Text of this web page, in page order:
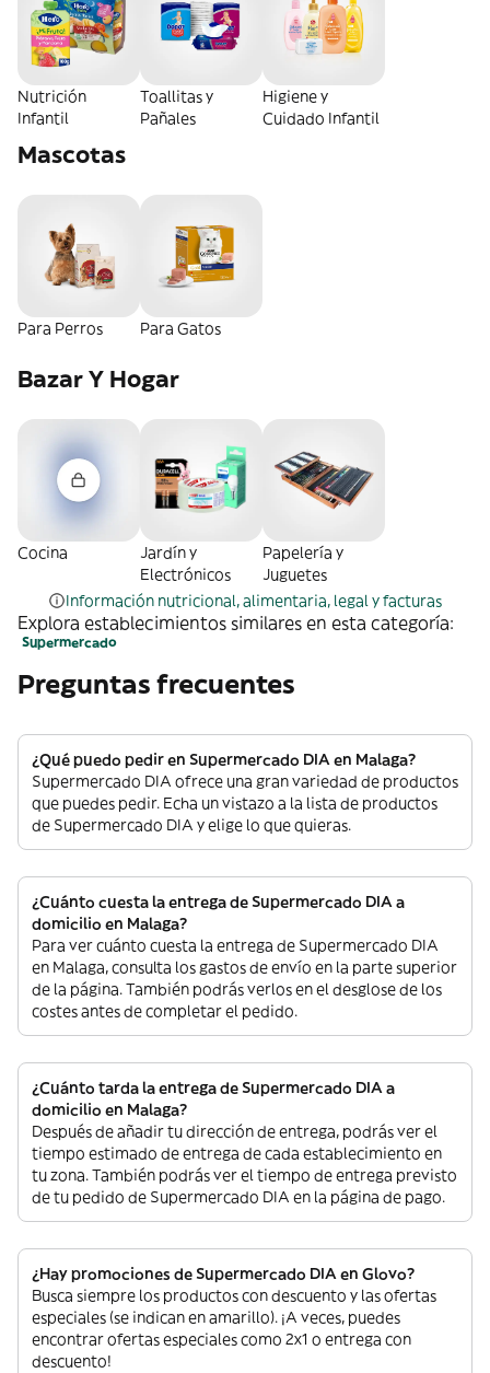
Nutrición
Infantil
Toallitas y
Pañales
Higiene y
Cuidado Infantil
Mascotas
Para Perros Para Gatos
Bazar Y Hogar
Cocina
Jardín y
Electrónicos
Papelería y
Juguetes
Información nutricional, alimentaria, legal y facturas
Explora establecimientos similares en esta categoría:
Supermercado
Preguntas frecuentes
¿Qué puedo pedir en Supermercado DIA en Malaga?
Supermercado DIA ofrece una gran variedad de productos
que puedes pedir. Echa un vistazo a la lista de productos
de Supermercado DIA y elige lo que quieras.
¿Cuánto cuesta la entrega de Supermercado DIA a
domicilio en Malaga?
Para ver cuánto cuesta la entrega de Supermercado DIA
en Malaga, consulta los gastos de envío en la parte superior
de la página. También podrás verlos en el desglose de los
costes antes de completar el pedido.
¿Cuánto tarda la entrega de Supermercado DIA a
domicilio en Malaga?
Después de añadir tu dirección de entrega, podrás ver el
tiempo estimado de entrega de cada establecimiento en
tu zona. También podrás ver el tiempo de entrega previsto
de tu pedido de Supermercado DIA en la página de pago.
¿Hay promociones de Supermercado DIA en Glovo?
Busca siempre los productos con descuento y las ofertas
especiales (se indican en amarillo). ¡A veces, puedes
encontrar ofertas especiales como 2x1 o entrega con
descuento!